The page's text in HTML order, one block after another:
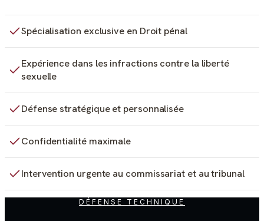
Spécialisation exclusive en Droit pénal
Expérience dans les infractions contre la liberté
sexuelle
Défense stratégique et personnalisée
Confidentialité maximale
Intervention urgente au commissariat et au tribunal
DÉFENSE TECHNIQUE